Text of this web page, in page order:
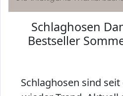
Schlaghosen
Bestseller
Schlaghosen sind